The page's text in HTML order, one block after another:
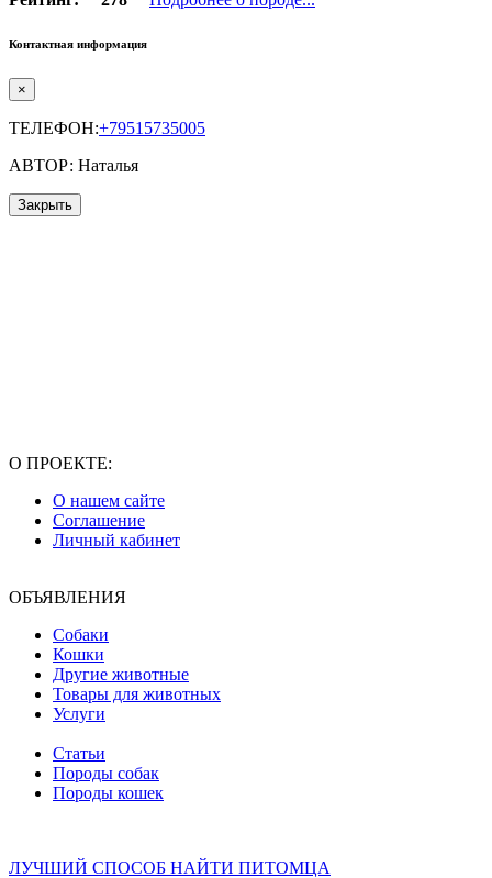
Контактная информация
×
ТЕЛЕФОН:+79515735005
АВТОР: Наталья
Закрыть
О ПРОЕКТЕ:
О нашем сайте
Соглашение
Личный кабинет
ОБЪЯВЛЕНИЯ
Собаки
Кошки
Другие животные
Товары для животных
Услуги
Статьи
Породы собак
Породы кошек
ЛУЧШИЙ СПОСОБ НАЙТИ ПИТОМЦА